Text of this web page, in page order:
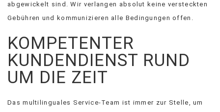
abgewickelt sind. Wir verlangen absolut keine versteckten
Gebühren und kommunizieren alle Bedingungen offen.
KOMPETENTER
KUNDENDIENST RUND
UM DIE ZEIT
Das multilinguales Service-Team ist immer zur Stelle, um